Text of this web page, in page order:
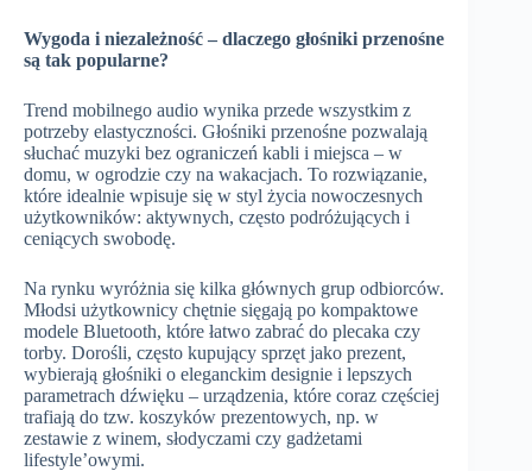
Wygoda i niezależność – dlaczego głośniki przenośne
są tak popularne?
Trend mobilnego audio wynika przede wszystkim z
potrzeby elastyczności. Głośniki przenośne pozwalają
słuchać muzyki bez ograniczeń kabli i miejsca – w
domu, w ogrodzie czy na wakacjach. To rozwiązanie,
które idealnie wpisuje się w styl życia nowoczesnych
użytkowników: aktywnych, często podróżujących i
ceniących swobodę.
Na rynku wyróżnia się kilka głównych grup odbiorców.
Młodsi użytkownicy chętnie sięgają po kompaktowe
modele Bluetooth, które łatwo zabrać do plecaka czy
torby. Dorośli, często kupujący sprzęt jako prezent,
wybierają głośniki o eleganckim designie i lepszych
parametrach dźwięku – urządzenia, które coraz częściej
trafiają do tzw. koszyków prezentowych, np. w
zestawie z winem, słodyczami czy gadżetami
lifestyle’owymi.